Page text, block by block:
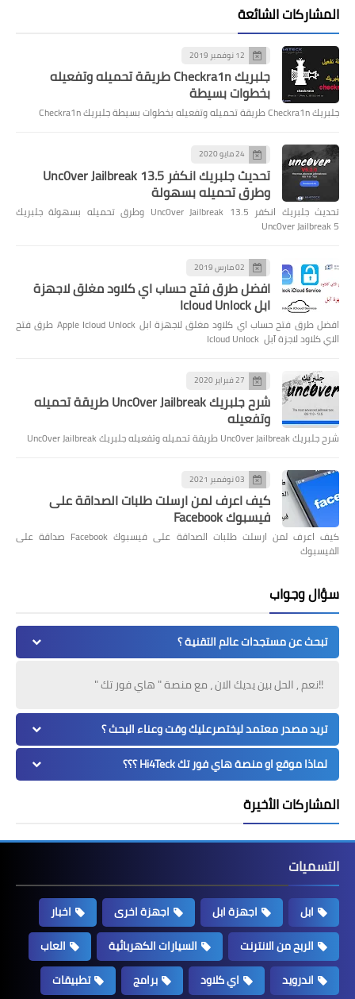
المشاركات الشائعة
12 نوفمبر 2019
جلبريك Checkra1n طريقة تحميله وتفعيله
بخطوات بسيطة
جلبريك Checkra1n طريقة تحميله وتفعيله بخطوات بسيطة جلبريك Checkra1n
24 مايو 2020
تحديث جلبريك انكفر Unc0ver Jailbreak 13.5
وطرق تحميله بسهولة
تحديث جلبريك انكفر Unc0ver Jailbreak 13.5 وطرق تحميله بسهولة جلبريك
Unc0ver Jailbreak 5
02 مارس 2019
افضل طرق فتح حساب اي كلاود مغلق لاجهزة
ابل Icloud Unlock
افضل طرق فتح حساب اي كلاود مغلق لاجهزة ابل Apple Icloud Unlock طرق فتح
الاي كلاود لاجزة آبل Icloud Unlock
27 فبراير 2020
شرح جلبريك Unc0ver Jailbreak طريقة تحميله
وتفعيله
شرح جلبريك Unc0ver Jailbreak طريقة تحميله وتفعيله جلبريك Unc0ver Jailbreak
03 نوفمبر 2021
كيف اعرف لمن ارسلت طلبات الصداقة على
فيسبوك Facebook
كيف اعرف لمن ارسلت طلبات الصداقة على فيسبوك Facebook صداقة على
الفيسبوك
سؤال وجواب
تبحث عن مستجدات عالم التقنية ؟
!!نعم , الحل بين يديك الان ، مع منصة " هاي فور تك "
تريد مصدر معتمد ليختصرعليك وقت وعناء البحث ؟
لماذا موقع او منصة هاي فور تك Hi4Teck ؟؟؟
المشاركات الأخيرة
التسميات
ابل اجهزة ابل اجهزة اخرى
اخبار
الربح من الانترنت
السيارات الكهربائية
العاب
اندرويد
اي كلاود برامج
تطبيقات